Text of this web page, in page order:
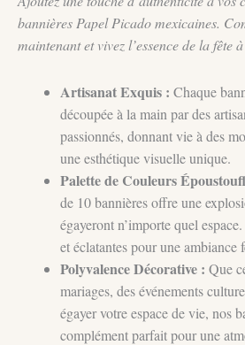
bannières Papel Picado mexicaines.
maintenant et vivez l’essence de la fête
Artisanat Exquis : Chaque
découpée à la main par des
passionnés, donnant vie à des
une esthétique visuelle unique.
Palette de Couleurs
de 10 bannières offre une
égayeront n’importe quel
et éclatantes pour une ambiance
Polyvalence Décorative : Que
mariages, des événements
égayer votre espace de vie, nos
complément parfait pour une